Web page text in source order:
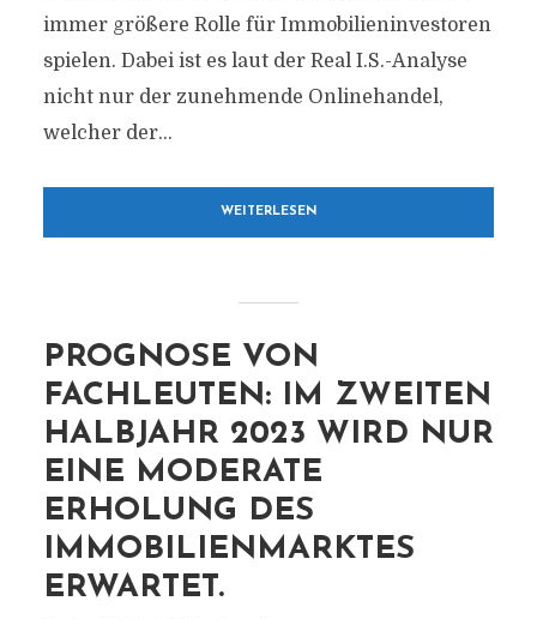
immer größere Rolle für Immobilieninvestoren
spielen. Dabei ist es laut der Real I.S.-Analyse
nicht nur der zunehmende Onlinehandel,
welcher der...
WEITERLESEN
PROGNOSE VON
FACHLEUTEN: IM ZWEITEN
HALBJAHR 2023 WIRD NUR
EINE MODERATE
ERHOLUNG DES
IMMOBILIENMARKTES
ERWARTET.